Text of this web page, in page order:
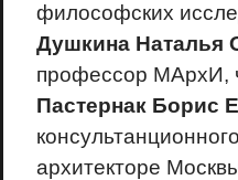
философских
Душкина Наталья
профессор
Пастернак Борис
архитекторе